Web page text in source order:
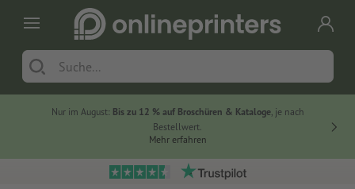
Nur im August: Bis zu 12 % auf Broschüren & Kataloge, je nach
Bestellwert.
Mehr erfahren